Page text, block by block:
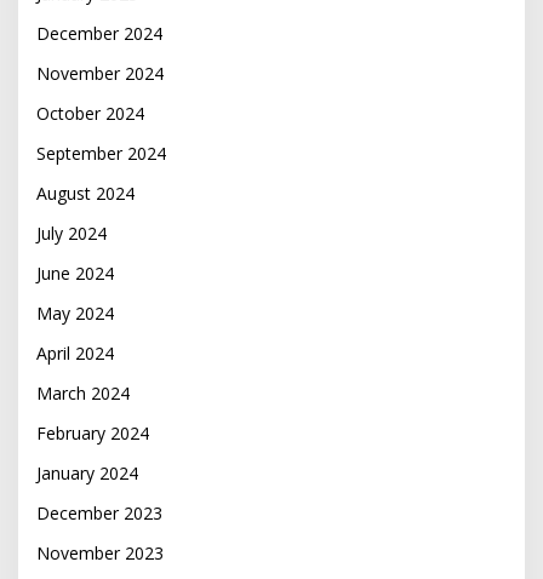
December 2024
November 2024
October 2024
September 2024
August 2024
July 2024
June 2024
May 2024
April 2024
March 2024
February 2024
January 2024
December 2023
November 2023